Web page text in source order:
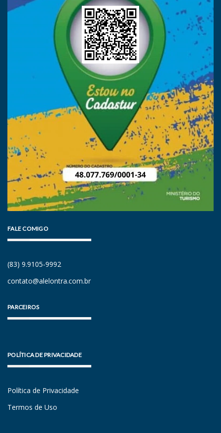
FALE COMIGO
(83) 9.9105-9992
contato@alelontra.com.br
PARCEIROS
POLÍTICA DE PRIVACIDADE
Política de Privacidade
Termos de Uso